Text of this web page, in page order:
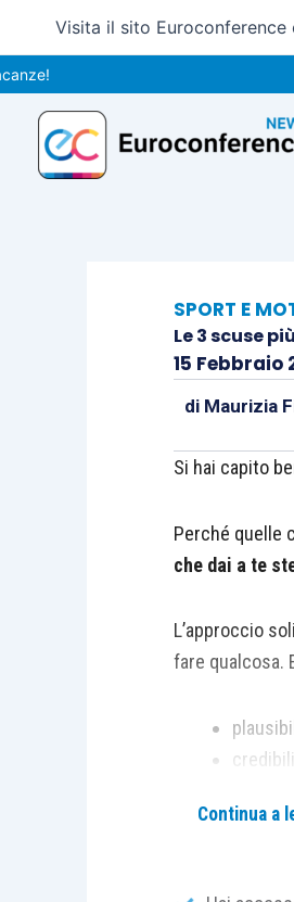
contenuto
Visita il sito
SPORT E
Le 3 scuse
15 Febbraio
di Maurizia
Si hai capito
Perché quelle
che dai a te
L’approccio
fare qualcosa.
credibili;
Continua a